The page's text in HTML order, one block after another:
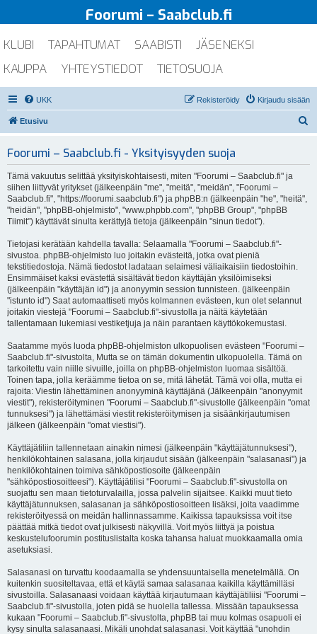
Foorumi – Saabclub.fi
KLUBI TAPAHTUMAT SAABISTI
JÄSENEKSI
KAUPPA
YHTEYSTIEDOT TIETOSUOJA
UKK Kirjaudu sisään
Rekisteröidy
Etusivu
Foorumi – Saabclub.fi - Yksityisyyden suoja
Tämä vakuutus selittää yksityiskohtaisesti, miten "Foorumi – Saabclub.fi" ja
siihen liittyvät yritykset (jälkeenpäin "me", "meitä", "meidän", "Foorumi –
Saabclub.fi", "https://foorumi.saabclub.fi") ja phpBB:n (jälkeenpäin "he", "heitä",
"heidän", "phpBB-ohjelmisto", "www.phpbb.com", "phpBB Group", "phpBB
Tiimit") käyttävät sinulta kerättyjä tietoja (jälkeenpäin "sinun tiedot").
Tietojasi kerätään kahdella tavalla: Selaamalla "Foorumi – Saabclub.fi"-
sivustoa. phpBB-ohjelmisto luo joitakin evästeitä, jotka ovat pieniä
tekstitiedostoja. Nämä tiedostot ladataan selaimesi väliaikaisiin tiedostoihin.
Ensimmäiset kaksi evästettä sisältävät tiedon käyttäjän yksilöimiseksi
(jälkeenpäin "käyttäjän id") ja anonyymin session tunnisteen. (jälkeenpäin
"istunto id") Saat automaattiseti myös kolmannen evästeen, kun olet selannut
joitakin viestejä "Foorumi – Saabclub.fi"-sivustolla ja näitä käytetään
tallentamaan lukemiasi vestiketjuja ja näin parantaen käyttökokemustasi.
Saatamme myös luoda phpBB-ohjelmiston ulkopuolisen evästeen "Foorumi –
Saabclub.fi"-sivustolta, Mutta se on tämän dokumentin ulkopuolella. Tämä on
tarkoitettu vain niille sivuille, joilla on phpBB-ohjelmiston luomaa sisältöä.
Toinen tapa, jolla keräämme tietoa on se, mitä lähetät. Tämä voi olla, mutta ei
rajoita: Viestin lähettäminen anonyyminä käyttäjänä (Jälkeenpäin "anonyymit
viestit"), rekisteröityminen "Foorumi – Saabclub.fi"-sivustolle (jälkeenpäin "omat
tunnuksesi") ja lähettämäsi viestit rekisteröitymisen ja sisäänkirjautumisen
jälkeen (jälkeenpäin "omat viestisi").
Käyttäjätiliin tallennetaan ainakin nimesi (jälkeenpäin "käyttäjätunnuksesi"),
henkilökohtainen salasana, jolla kirjaudut sisään (jälkeenpäin "salasanasi") ja
henkilökohtainen toimiva sähköpostiosoite (jälkeenpäin
"sähköpostiosoitteesi"). Käyttäjätilisi "Foorumi – Saabclub.fi"-sivustolla on
suojattu sen maan tietoturvalailla, jossa palvelin sijaitsee. Kaikki muut tieto
käyttäjätunnuksen, salasanan ja sähköpostiosoitteen lisäksi, joita vaadimme
rekisteröityessä on meidän hallinnassamme. Kaikissa tapauksissa voit itse
päättää mitkä tiedot ovat julkisesti näkyvillä. Voit myös liittyä ja poistua
keskustelufoorumin postituslistalta koska tahansa haluat muokkaamalla omia
asetuksiasi.
Salasanasi on turvattu koodaamalla se yhdensuuntaisella menetelmällä. On
kuitenkin suositeltavaa, että et käytä samaa salasanaa kaikilla käyttämilläsi
sivustoilla. Salasanaasi voidaan käyttää kirjautumaan käyttäjätiliisi "Foorumi –
Saabclub.fi"-sivustolla, joten pidä se huolella tallessa. Missään tapauksessa
kukaan "Foorumi – Saabclub.fi"-sivustolta, phpBB tai muu kolmas osapuoli ei
kysy sinulta salasanaasi. Mikäli unohdat salasanasi. Voit käyttää "unohdin